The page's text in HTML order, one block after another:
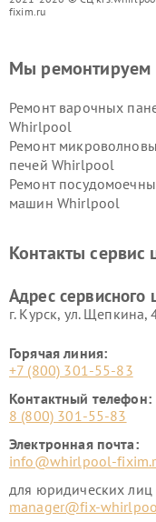
fixim.ru
Мы ремонтируем
Ремонт варочных
Whirlpool
Ремонт
печей Whirlpool
Ремонт
машин Whirlpool
Контакты сервис
Адрес
г. Курск, ул. Щепкина,
Горячая линия:
+7 (800) 301-55-83
Контактный телефон:
8 (800) 301-55-83
Электронная почта:
info@whirlpool-
для юридических лиц
manager@fix-